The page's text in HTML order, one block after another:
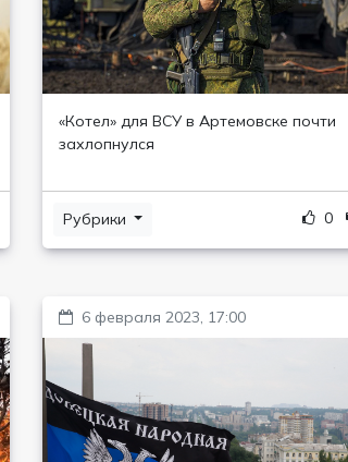
«Котел» для ВСУ в Артемовске почти
захлопнулся
Рубрики 0
6 февраля 2023, 17:00